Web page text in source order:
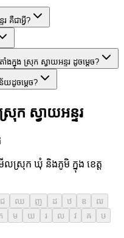
គឺជាអ្វី?
ក្នុង ស្រុក ស្វាយអន្ទរ ដូចម្តេច?
ដូចម្តេច?
រុក ស្វាយអន្ទរ
លស្រុក ឃុំ និងភូមិ ក្នុង ខេត្ត
ជ ឈ ញ ដ ឋ ឌ
ឍ
ម យ រ ល វ ឝ
ឞ